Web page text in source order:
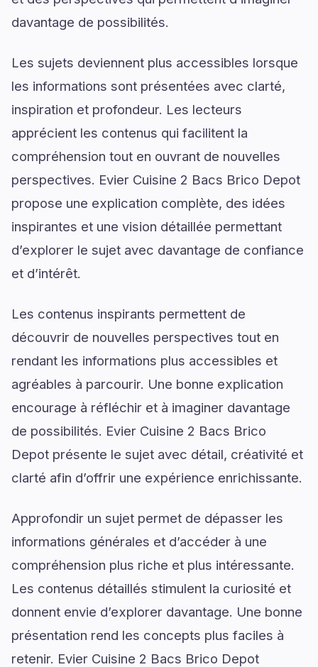
davantage de possibilités.
Les sujets deviennent plus accessibles lorsque
les informations sont présentées avec clarté,
inspiration et profondeur. Les lecteurs
apprécient les contenus qui facilitent la
compréhension tout en ouvrant de nouvelles
perspectives. Evier Cuisine 2 Bacs Brico Depot
propose une explication complète, des idées
inspirantes et une vision détaillée permettant
d’explorer le sujet avec davantage de confiance
et d’intérêt.
Les contenus inspirants permettent de
découvrir de nouvelles perspectives tout en
rendant les informations plus accessibles et
agréables à parcourir. Une bonne explication
encourage à réfléchir et à imaginer davantage
de possibilités. Evier Cuisine 2 Bacs Brico
Depot présente le sujet avec détail, créativité et
clarté afin d’offrir une expérience enrichissante.
Approfondir un sujet permet de dépasser les
informations générales et d’accéder à une
compréhension plus riche et plus intéressante.
Les contenus détaillés stimulent la curiosité et
donnent envie d’explorer davantage. Une bonne
présentation rend les concepts plus faciles à
retenir. Evier Cuisine 2 Bacs Brico Depot